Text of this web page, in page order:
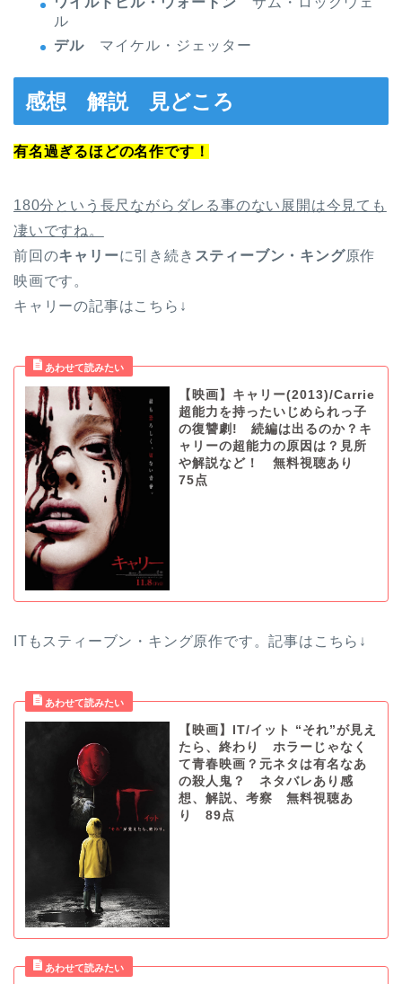
ル
デル マイケル・ジェッター
感想 解説 見どころ
有名過ぎるほどの名作です！
180分という長尺ながらダレる事のない展開は今見ても
凄いですね。
前回のキャリーに引き続き スティーブン・キング原作
映画です。
キャリーの記事はこちら↓
【映画】キャリー(2013)/Carrie
超能力を持ったいじめられっ子
の復讐劇! 続編は出るのか？キ
ャリーの超能力の原因は？見所
や解説など！ 無料視聴あり
75点
ITもスティーブン・キング原作です。記事はこちら↓
【映画】IT/イット “それ”が見え
たら、終わり ホラーじゃなく
て青春映画？元ネタは有名なあ
の殺人鬼？ ネタバレあり感
想、解説、考察 無料視聴あ
り 89点